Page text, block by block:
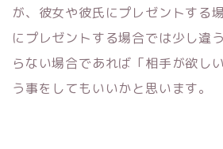
が、彼女や彼氏にプレゼントする
にプレゼントする場合では少し違
らない場合であれば「相手が欲し
う事をしてもいいかと思います。